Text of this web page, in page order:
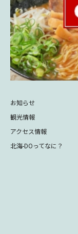
お知らせ
観光情報
アクセス情報
北海-DOってなに？